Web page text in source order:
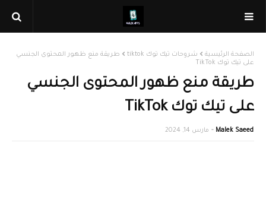
الصفحة الرئيسية شروحات تيك توك tiktok
طريقة منع ظهور المحتوى الجنسي
على تيك توك TikTok
طريقة منع ظهور المحتوى الجنسي
على تيك توك TikTok
Malek Saeed مارس 14, 2024